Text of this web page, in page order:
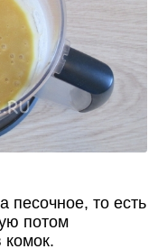
песочное, то есть
потом
комок.